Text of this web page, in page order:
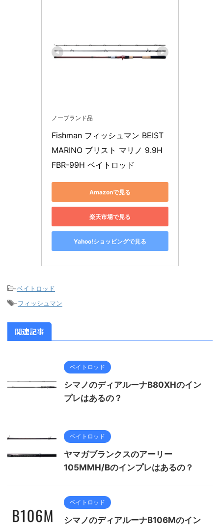
ノーブランド品
Fishman フィッシュマン BEIST
MARINO ブリスト マリノ 9.9H
FBR-99H ベイトロッド
Amazonで見る
楽天市場で見る
Yahoo!ショッピングで見る
-ベイトロッド
-フィッシュマン
関連記事
ベイトロッド
シマノのディアルーナB80XHのイン
プレはあるの？
ベイトロッド
ヤマガブランクスのアーリー
105MMH/Bのインプレはあるの？
ベイトロッド
シマノのディアルーナB106Mのイン